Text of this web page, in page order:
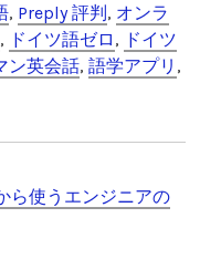
, Preply 評判, オンラ
, ドイツ語ゼロ , ドイツ
ン英会話, 語学アプリ ,
ら使うエンジニアの